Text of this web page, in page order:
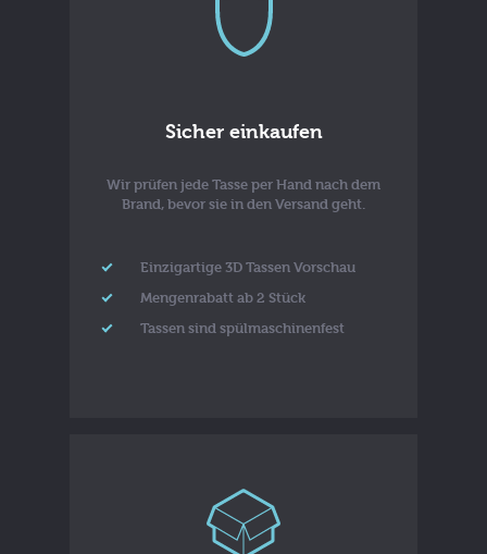
Sicher einkaufen
Wir prüfen jede Tasse per Hand nach dem
Brand, bevor sie in den Versand geht.
Einzigartige 3D Tassen Vorschau
Mengenrabatt ab 2 Stück
Tassen sind spülmaschinenfest